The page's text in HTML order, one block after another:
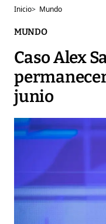
Inicio> Mundo
MUNDO
Caso Alex
junio